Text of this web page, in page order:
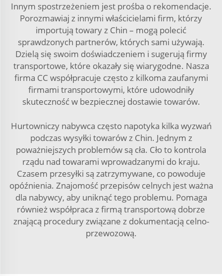
Innym spostrzeżeniem jest prośba o rekomendacje.
Porozmawiaj z innymi właścicielami firm, którzy
importują towary z Chin – mogą polecić
sprawdzonych partnerów, których sami używają.
Dzielą się swoim doświadczeniem i sugerują firmy
transportowe, które okazały się wiarygodne. Nasza
firma CC współpracuje często z kilkoma zaufanymi
firmami transportowymi, które udowodniły
skuteczność w bezpiecznej dostawie towarów.
Hurtowniczy nabywca często napotyka kilka wyzwań
podczas wysyłki towarów z Chin. Jednym z
poważniejszych problemów są cła. Cło to kontrola
rządu nad towarami wprowadzanymi do kraju.
Czasem przesyłki są zatrzymywane, co powoduje
opóźnienia. Znajomość przepisów celnych jest ważna
dla nabywcy, aby uniknąć tego problemu. Pomaga
również współpraca z firmą transportową dobrze
znającą procedury związane z dokumentacją celno-
przewozową.